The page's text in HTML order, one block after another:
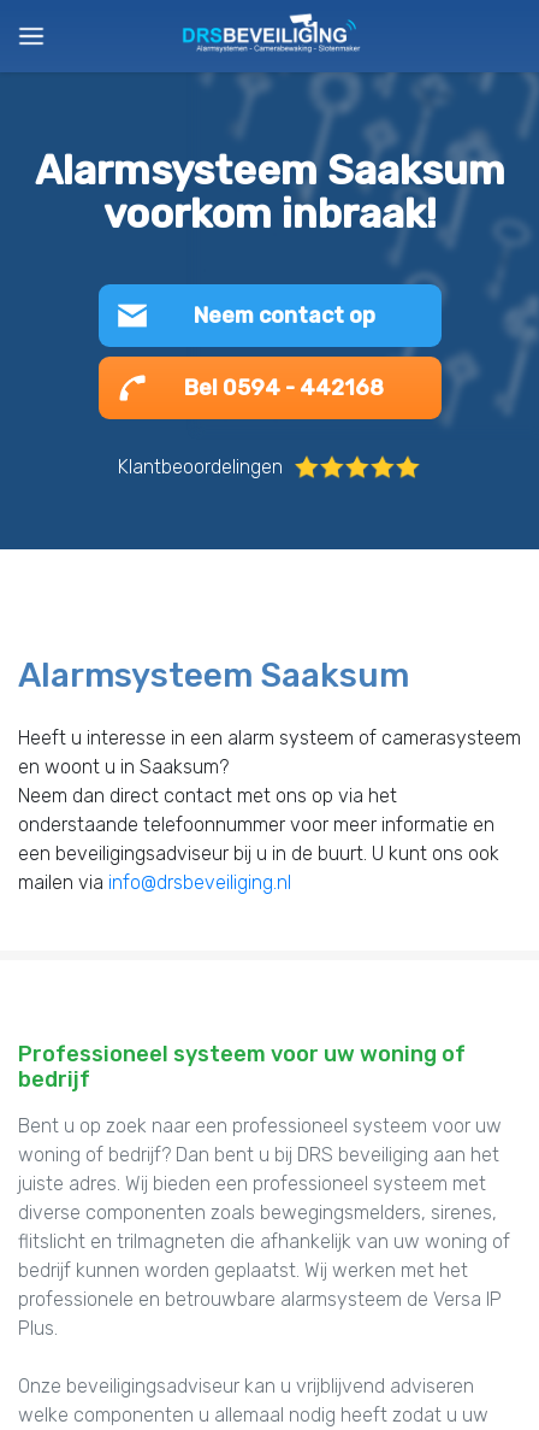
Alarmsysteem Saaksum
voorkom inbraak!
Neem contact op
Bel 0594 - 442168
Klantbeoordelingen
Alarmsysteem Saaksum
Heeft u interesse in een alarm systeem of camerasysteem
en woont u in Saaksum?
Neem dan direct contact met ons op via het
onderstaande telefoonnummer voor meer informatie en
een beveiligingsadviseur bij u in de buurt. U kunt ons ook
mailen via info@drsbeveiliging.nl
Professioneel systeem voor uw woning of
bedrijf
Bent u op zoek naar een professioneel systeem voor uw
woning of bedrijf? Dan bent u bij DRS beveiliging aan het
juiste adres. Wij bieden een professioneel systeem met
diverse componenten zoals bewegingsmelders, sirenes,
flitslicht en trilmagneten die afhankelijk van uw woning of
bedrijf kunnen worden geplaatst. Wij werken met het
professionele en betrouwbare alarmsysteem de Versa IP
Plus.
Onze beveiligingsadviseur kan u vrijblijvend adviseren
welke componenten u allemaal nodig heeft zodat u uw